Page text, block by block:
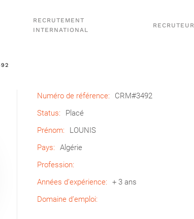
RECRUTEMENT
INTERNATIONAL
Numéro de référence:
CRM#3492
Status:
Placé
Prénom:
LOUNIS
Pays:
Algérie
Profession:
Années d’expérience:
+ 3 ans
Domaine d’emploi: